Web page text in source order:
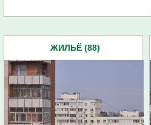
ЖИЛЬЁ (88)